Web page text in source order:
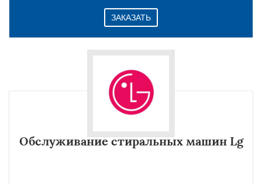
ЗАКАЗАТЬ
Обслуживание стиральных машин Lg